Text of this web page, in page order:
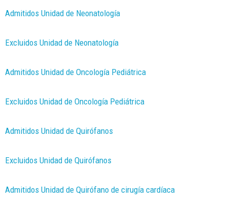
Admitidos Unidad de Neonatología
Excluidos Unidad de Neonatología
Admitidos Unidad de Oncología Pediátrica
Excluidos Unidad de Oncología Pediátrica
Admitidos Unidad de Quirófanos
Excluidos Unidad de Quirófanos
Admitidos Unidad de Quirófano de cirugía cardíaca